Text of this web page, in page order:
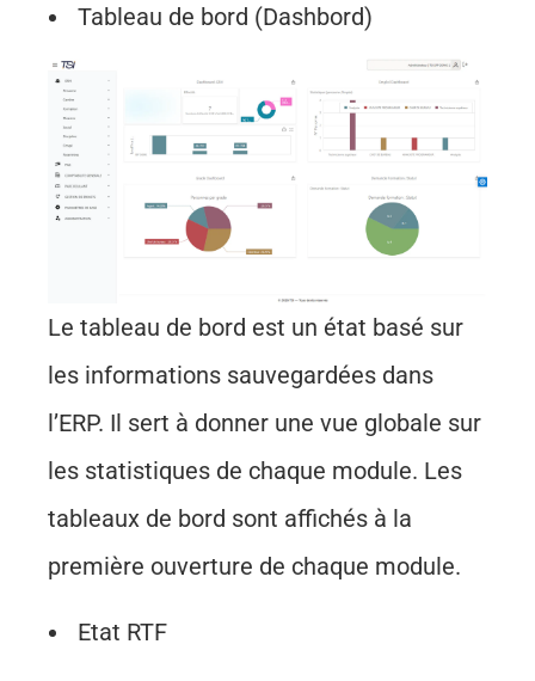
Tableau de bord (Dashbord)
Le tableau de bord est un état basé sur
les informations sauvegardées dans
l’ERP. Il sert à donner une vue globale sur
les statistiques de chaque module. Les
tableaux de bord sont affichés à la
première ouverture de chaque module.
Etat RTF